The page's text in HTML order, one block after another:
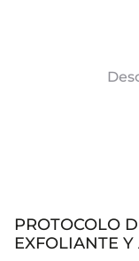
PROTOCOLO
EXFOLIANTE